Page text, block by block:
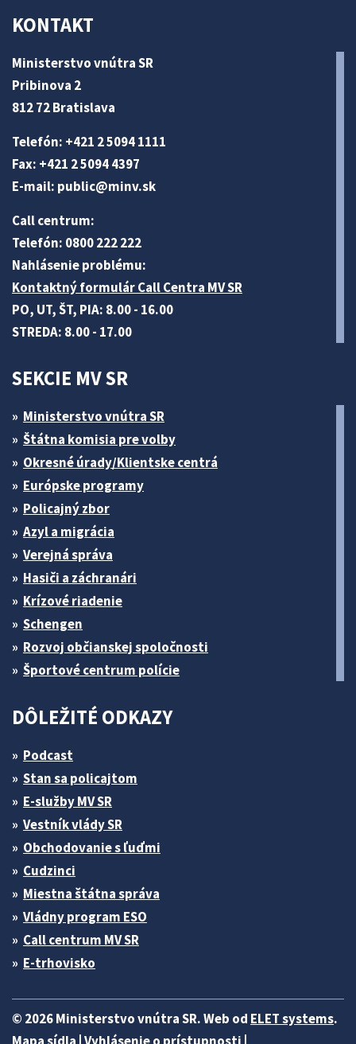
KONTAKT
Ministerstvo vnútra SR
Pribinova 2
812 72 Bratislava
Telefón: +421 2 5094 1111
Fax: +421 2 5094 4397
E-mail: public@minv.sk
Call centrum:
Telefón: 0800 222 222
Nahlásenie problému:
Kontaktný formulár Call Centra MV SR
PO, UT, ŠT, PIA: 8.00 - 16.00
STREDA: 8.00 - 17.00
SEKCIE MV SR
Ministerstvo vnútra SR
Štátna komisia pre volby
Okresné úrady/Klientske centrá
Európske programy
Policajný zbor
Azyl a migrácia
Verejná správa
Hasiči a záchranári
Krízové riadenie
Schengen
Rozvoj občianskej spoločnosti
Športové centrum polície
DÔLEŽITÉ ODKAZY
Podcast
Stan sa policajtom
E-služby MV SR
Vestník vlády SR
Obchodovanie s ľuďmi
Cudzinci
Miestna štátna správa
Vládny program ESO
Call centrum MV SR
E-trhovisko
© 2026 Ministerstvo vnútra SR. Web od ELET systems.